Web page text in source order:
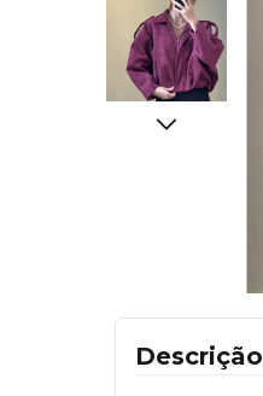
Descrição